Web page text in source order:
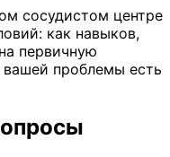
сосудистом центре
как навыков,
на первичную
проблемы есть